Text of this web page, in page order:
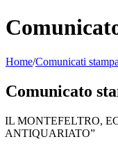
Home/Comunicati stampa
Comunicato
IL MONTEFELTRO,
ANTIQUARIATO”